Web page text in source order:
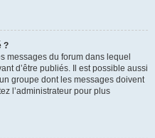
?
messages du forum dans lequel
d’être publiés. Il est possible aussi
groupe dont les messages doivent
l’administrateur pour plus